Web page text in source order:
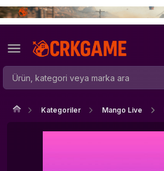
Kategoriler Mango Live